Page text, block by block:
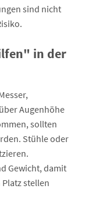
sind nicht
in der
Augenhöhe
sollten
Stühle oder
Gewicht, damit
stellen